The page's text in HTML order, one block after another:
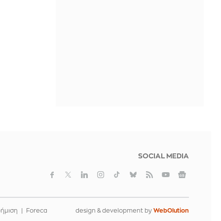
SOCIAL MEDIA
Foreca design & development by WebOlution